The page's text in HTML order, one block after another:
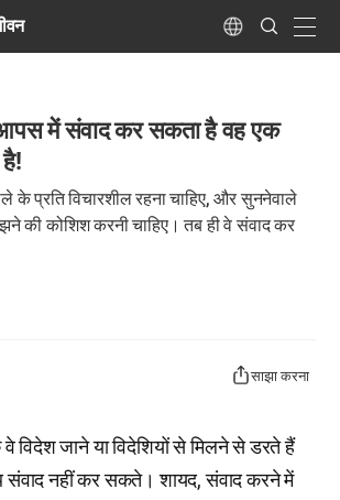
Language
Search
Submit
आपस में संवाद कर सकता है वह एक
के प्रति विचारशील रहना चाहिए, और सुननेवाले
की कोशिश करनी चाहिए। तब ही वे संवाद कर
साझा करना
विदेश जाने या विदेशियों से मिलने से डरते हैं
संवाद नहीं कर सकते। शायद, संवाद करने में